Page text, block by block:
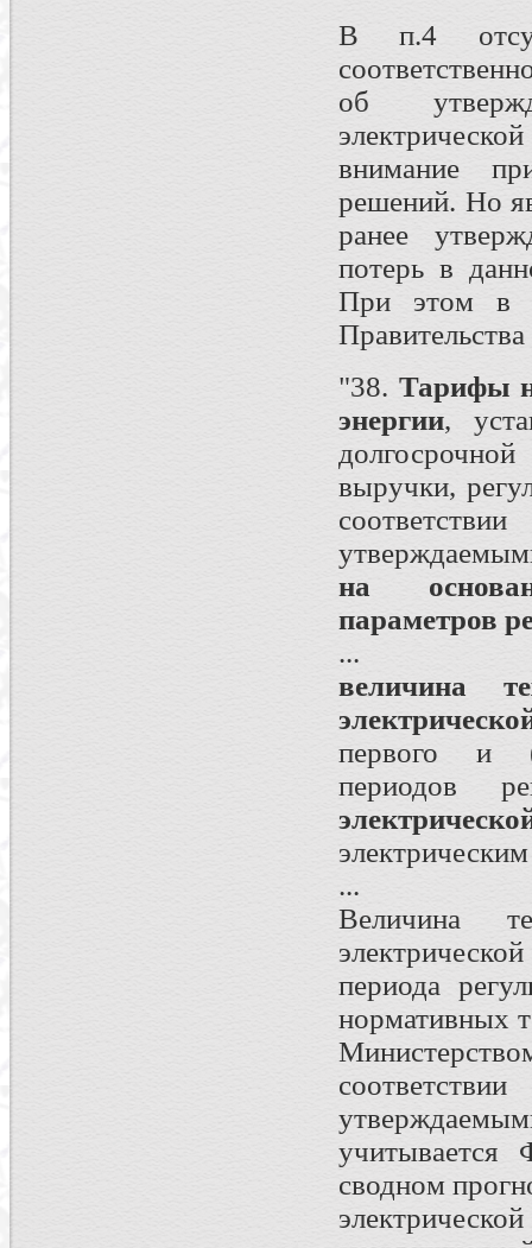
В п.4
об
внимание
решений. Но
ранее
потерь в
При этом в
"38. Тарифы
энергии,
выручки,
на
параметров
...
величина
первого и
периодов
...
Величина
периода
нормативных
учитывается
сводном